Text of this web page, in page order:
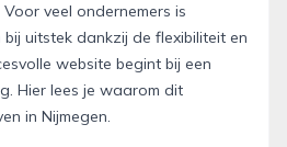
veel ondernemers is
uitstek dankzij de flexibiliteit en
website begint bij een
Hier lees je waarom dit
in Nijmegen.